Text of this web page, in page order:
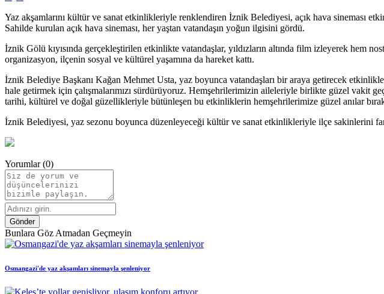
Yaz akşamlarını kültür ve sanat etkinlikleriyle renklendiren İznik Belediyesi, açık hava sineması
Sahilde kurulan açık hava sineması, her yaştan vatandaşın yoğun ilgisini gördü.
İznik Gölü kıyısında gerçekleştirilen etkinlikte vatandaşlar, yıldızların altında film izleyerek hem
organizasyon, ilçenin sosyal ve kültürel yaşamına da hareket kattı.
İznik Belediye Başkanı Kağan Mehmet Usta, yaz boyunca vatandaşları bir araya getirecek
hale getirmek için çalışmalarımızı sürdürüyoruz. Hemşehrilerimizin aileleriyle birlikte güzel vakit
tarihi, kültürel ve doğal güzellikleriyle bütünleşen bu etkinliklerin hemşehrilerimize güzel anılar
İznik Belediyesi, yaz sezonu boyunca düzenleyeceği kültür ve sanat etkinlikleriyle ilçe sakinlerini
Yorumlar (0)
Gönder
Bunlara Göz Atmadan Geçmeyin
Osmangazi'de yaz akşamları sinemayla şenleniyor